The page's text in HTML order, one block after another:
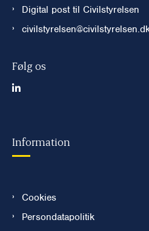
Digital post til Civilstyrelsen
Følg os
Information
Cookies
Persondatapolitik